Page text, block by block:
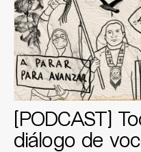
[PODCAST]
diálogo de